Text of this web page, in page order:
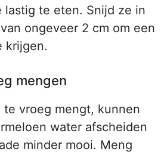
lastig te eten. Snijd ze in
ongeveer 2 cm om een
krijgen.
mengen
te vroeg mengt, kunnen
water afscheiden
minder mooi. Meng